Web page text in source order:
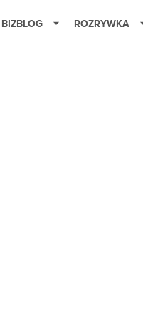
BIZBLOG ROZRYWKA